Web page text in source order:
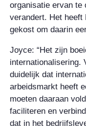
organisatie ervan te
verandert. Het heeft
gekost om daarin
Joyce: “Het zijn
internationalisering.
duidelijk dat
arbeidsmarkt heeft
moeten daaraan
faciliteren en
dat in het